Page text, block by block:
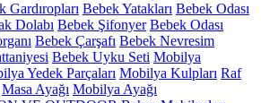
Gardıropları Bebek Yatakları Bebek Odası
Dolabı Bebek Şifonyer Bebek Odası
Bebek Çarşafı Bebek Nevresim
Bebek Uyku Seti Mobilya
Yedek Parçaları Mobilya Kulpları Raf
Masa Ayağı Mobilya Ayağı